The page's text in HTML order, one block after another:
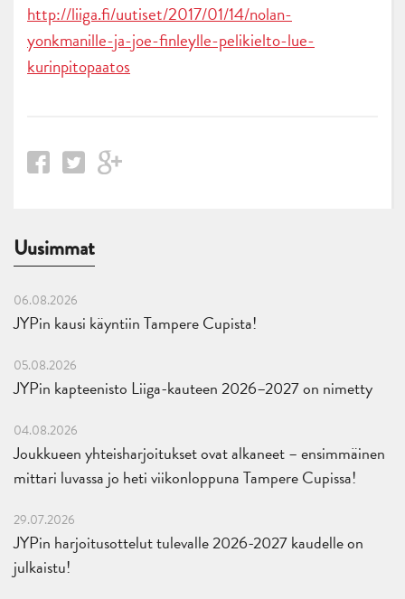
http://liiga.fi/uutiset/2017/01/14/nolan-
yonkmanille-ja-joe-finleylle-pelikielto-lue-
kurinpitopaatos
Uusimmat
06.08.2026
JYPin kausi käyntiin Tampere Cupista!
05.08.2026
JYPin kapteenisto Liiga-kauteen 2026–2027 on nimetty
04.08.2026
Joukkueen yhteisharjoitukset ovat alkaneet – ensimmäinen
mittari luvassa jo heti viikonloppuna Tampere Cupissa!
29.07.2026
JYPin harjoitusottelut tulevalle 2026-2027 kaudelle on
julkaistu!